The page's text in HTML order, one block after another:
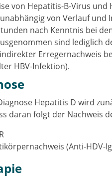
von Hepatitis-B-Virus
von Verlauf
nach Kenntnis bei
sind lediglich
Erregernachweis
HBV-Infektion).
Hepatitis D wird
daran folgt der Nachweis
(Anti-HDV-